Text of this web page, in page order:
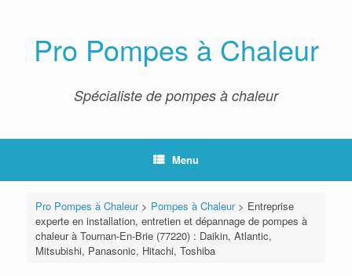
Pro Pompes à Chaleur
Spécialiste de pompes à chaleur
Menu
Pro Pompes à Chaleur> Pompes à Chaleur> Entreprise
experte en installation, entretien et dépannage de pompes à
chaleur à Tournan-En-Brie (77220) : Daikin, Atlantic,
Mitsubishi, Panasonic, Hitachi, Toshiba